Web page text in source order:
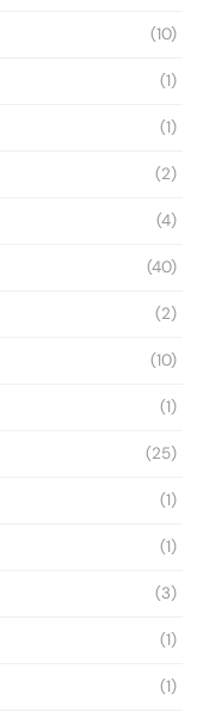
(10)
(1)
(1)
(2)
(4)
(40)
(2)
(10)
(1)
(25)
(1)
(1)
(3)
(1)
(1)